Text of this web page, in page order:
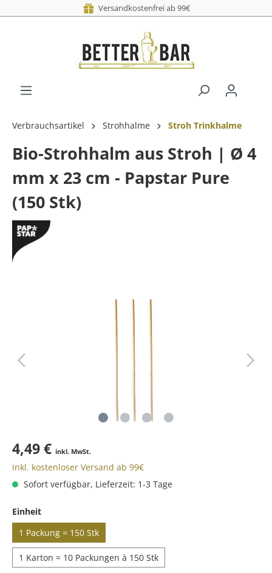
Versandkostenfrei ab 99€
Verbrauchsartikel Strohhalme Stroh Trinkhalme
Bio-Strohhalm aus Stroh | Ø 4
mm x 23 cm - Papstar Pure
(150 Stk)
4,49 € inkl. MwSt.
inkl. kostenloser Versand ab 99€
Sofort verfügbar, Lieferzeit: 1-3 Tage
Einheit
1 Packung = 150 Stk
1 Karton = 10 Packungen à 150 Stk